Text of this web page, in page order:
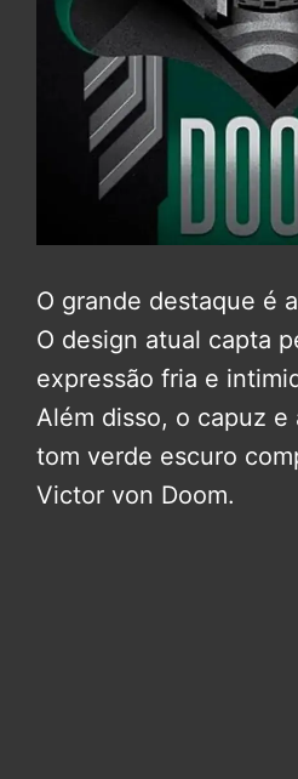
O grande destaque é
O design atual capta
expressão fria e
Além disso, o capuz e
tom verde escuro
Victor von Doom.